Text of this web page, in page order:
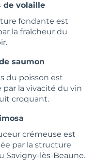
de volaille
fondante est
la fraîcheur du
saumon
du poisson est
par la vivacité du vin
croquant.
crémeuse est
par la structure
Savigny-lès-Beaune.